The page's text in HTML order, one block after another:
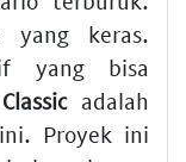
keras.
yang bisa
adalah
Proyek ini